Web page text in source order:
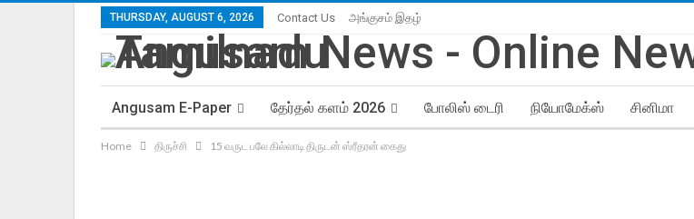
THURSDAY, AUGUST 6, 2026 Contact Us அங்குசம் இதழ்
Angusam E-Paper தேர்தல் களம் 2026 போலிஸ் டைரி நியோமேக்ஸ் சினிமா
Home திருச்சி 15 வருட பலே கில்லாடி திருடன் ஸ்ரீதரன் கைது